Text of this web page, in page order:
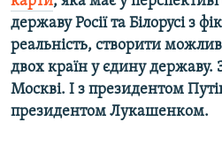
державу Росії та Білорусі з
реальність, створити
двох країн у єдину державу.
Москві. І з президентом
президентом Лукашенком.